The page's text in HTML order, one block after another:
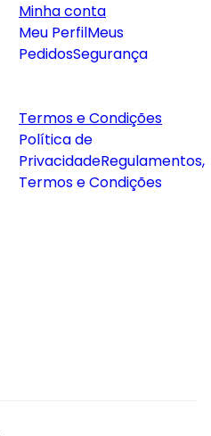
Minha conta
Meu PerfilMeus
PedidosSegurança
Termos e Condições
Política de
PrivacidadeRegulamentos,
Termos e Condições